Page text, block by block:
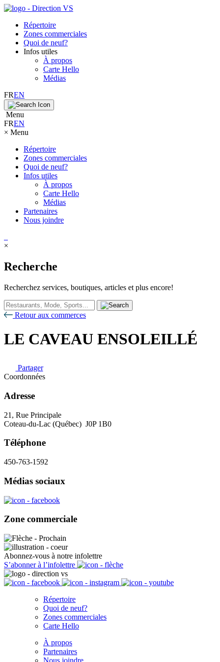
Répertoire
Zones commerciales
Quoi de neuf?
Infos utiles
À propos
Carte Hello
Médias
FREN
Menu
FREN
× Menu
Répertoire
Zones commerciales
Quoi de neuf?
Infos utiles
À propos
Carte Hello
Médias
Partenaires
Nous joindre
×
Recherche
Recherchez services, boutiques, articles et plus encore!
Retour aux commerces
LE CAVEAU ENSOLEILLÉ
Partager
Coordonnées
Adresse
21, Rue Principale
Coteau-du-Lac (Québec) J0P 1B0
Téléphone
450-763-1592
Médias sociaux
Zone commerciale
Abonnez-vous à notre infolettre
S’abonner à l’infolettre
Répertoire
Quoi de neuf?
Zones commerciales
Carte Hello
À propos
Partenaires
Nous joindre